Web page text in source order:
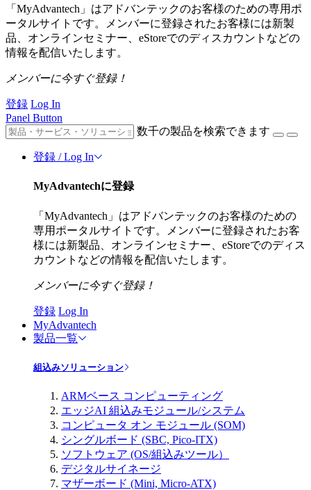
「MyAdvantech」はアドバンテックのお客様のための専用ポ
ータルサイトです。メンバーに登録されたお客様には新製
品、オンラインセミナー、eStoreでのディスカウントなどの
情報を配信いたします。
メンバーに今すぐ登録！
登録 Log In
Panel Button
数千の製品を検索できます
登録 / Log In
MyAdvantechに登録
「MyAdvantech」はアドバンテックのお客様のための
専用ポータルサイトです。メンバーに登録されたお客
様には新製品、オンラインセミナー、eStoreでのディス
カウントなどの情報を配信いたします。
メンバーに今すぐ登録！
登録 Log In
MyAdvantech
製品一覧
組込みソリューション
ARMベース コンピューティング
エッジAI 組込みモジュール/システム
コンピュータ オン モジュール (SOM)
シングルボード (SBC, Pico-ITX)
ソフトウェア (OS/組込みツール）
デジタルサイネージ
マザーボード (Mini, Micro-ATX)